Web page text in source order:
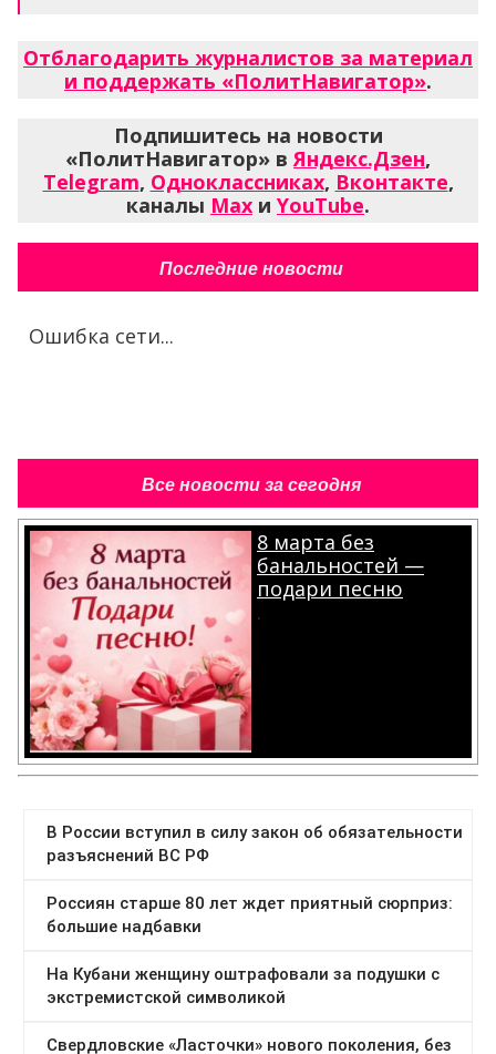
Отблагодарить журналистов за материал
и поддержать «ПолитНавигатор».
Подпишитесь на новости
«ПолитНавигатор» вЯндекс.Дзен,
Telegram, Одноклассниках, Вконтакте,
каналы Max и YouTube.
Последние новости
Ошибка сети...
Все новости за сегодня
8 марта без
банальностей —
подари песню
.